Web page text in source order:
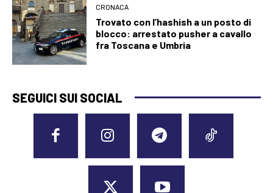
CRONACA
Trovato con l’hashish a un posto di
blocco: arrestato pusher a cavallo
fra Toscana e Umbria
SEGUICI SUI SOCIAL